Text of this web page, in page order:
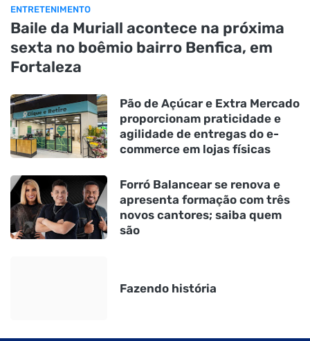
ENTRETENIMENTO
Baile da Muriall acontece na próxima
sexta no boêmio bairro Benfica, em
Fortaleza
Pão de Açúcar e Extra Mercado
proporcionam praticidade e
agilidade de entregas do e-
commerce em lojas físicas
Forró Balancear se renova e
apresenta formação com três
novos cantores; saiba quem
são
Fazendo história